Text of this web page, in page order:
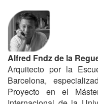
Alfred Fndz de la
Arquitecto por la
Barcelona,
Proyecto en el